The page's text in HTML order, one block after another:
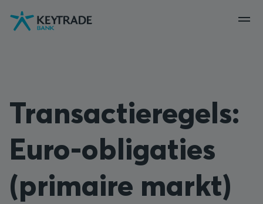
Naar
navigatie
Naar
aanmelden
Naar
inhoud
Transactieregels:
Euro-obligaties
(primaire markt)